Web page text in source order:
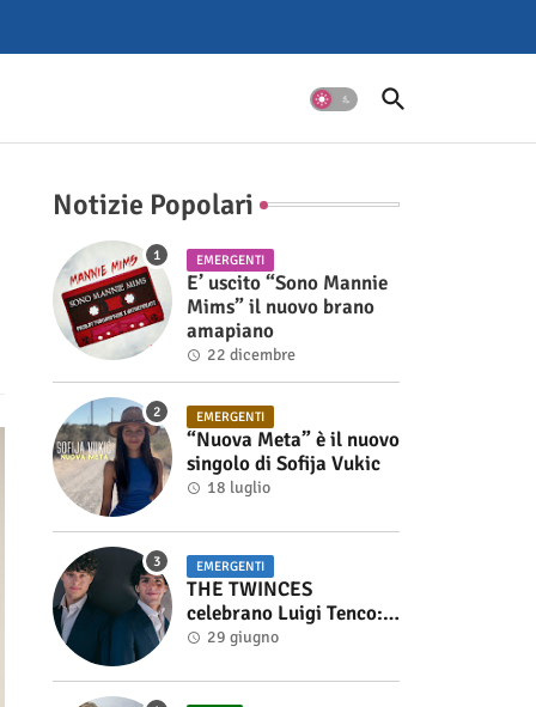
Notizie Popolari
EMERGENTI
E’ uscito “Sono Mannie
Mims” il nuovo brano
amapiano
22 dicembre
EMERGENTI
“Nuova Meta” è il nuovo
singolo di Sofija Vukic
18 luglio
EMERGENTI
THE TWINCES
celebrano Luigi Tenco:
fuori singolo e video di
29 giugno